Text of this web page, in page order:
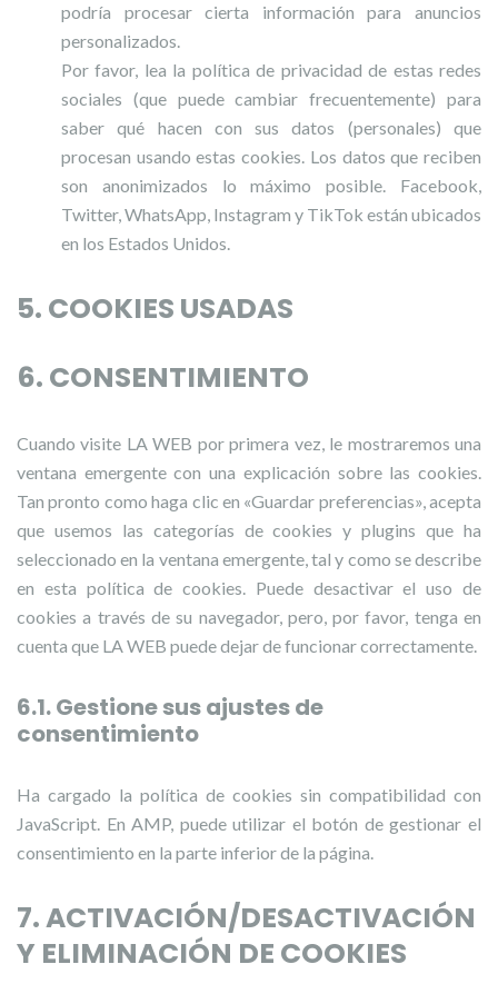
podría procesar cierta información para anuncios
personalizados.
Por favor, lea la política de privacidad de estas redes
sociales (que puede cambiar frecuentemente) para
saber qué hacen con sus datos (personales) que
procesan usando estas cookies. Los datos que reciben
son anonimizados lo máximo posible. Facebook,
Twitter, WhatsApp, Instagram y TikTok están ubicados
en los Estados Unidos.
5. COOKIES USADAS
6. CONSENTIMIENTO
Cuando visite LA WEB por primera vez, le mostraremos una
ventana emergente con una explicación sobre las cookies.
Tan pronto como haga clic en «Guardar preferencias», acepta
que usemos las categorías de cookies y plugins que ha
seleccionado en la ventana emergente, tal y como se describe
en esta política de cookies. Puede desactivar el uso de
cookies a través de su navegador, pero, por favor, tenga en
cuenta que LA WEB puede dejar de funcionar correctamente.
6.1. Gestione sus ajustes de
consentimiento
Ha cargado la política de cookies sin compatibilidad con
JavaScript. En AMP, puede utilizar el botón de gestionar el
consentimiento en la parte inferior de la página.
7. ACTIVACIÓN/DESACTIVACIÓN
Y ELIMINACIÓN DE COOKIES